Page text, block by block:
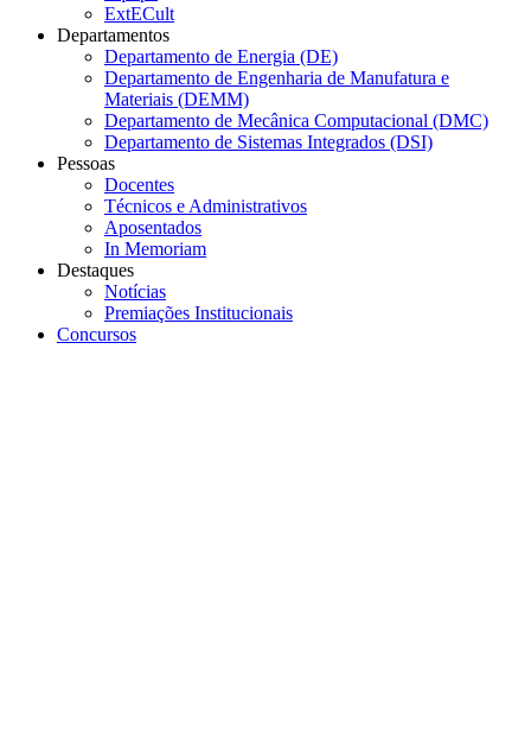
ExtECult
Departamentos
Departamento de Energia (DE)
Departamento de Engenharia de Manufatura e
Materiais (DEMM)
Departamento de Mecânica Computacional (DMC)
Departamento de Sistemas Integrados (DSI)
Pessoas
Docentes
Técnicos e Administrativos
Aposentados
In Memoriam
Destaques
Notícias
Premiações Institucionais
Concursos